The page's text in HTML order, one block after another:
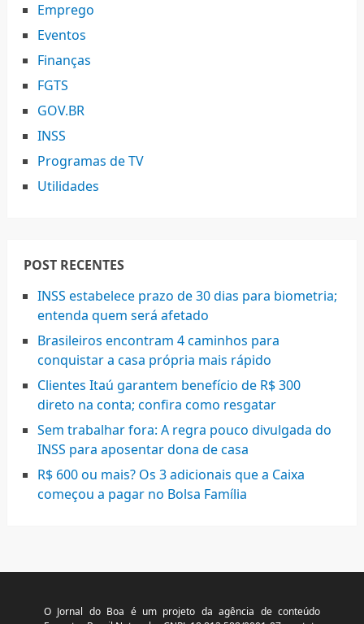
Emprego
Eventos
Finanças
FGTS
GOV.BR
INSS
Programas de TV
Utilidades
POST RECENTES
INSS estabelece prazo de 30 dias para biometria;
entenda quem será afetado
Brasileiros encontram 4 caminhos para
conquistar a casa própria mais rápido
Clientes Itaú garantem benefício de R$ 300
direto na conta; confira como resgatar
Sem trabalhar fora: A regra pouco divulgada do
INSS para aposentar dona de casa
R$ 600 ou mais? Os 3 adicionais que a Caixa
começou a pagar no Bolsa Família
O Jornal do Boa é um projeto da agência de conteúdo